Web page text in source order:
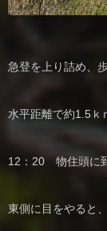
急登を上り詰め、
水平距離で約1.5ｋ
12：20 物住頭に
東側に目をやると